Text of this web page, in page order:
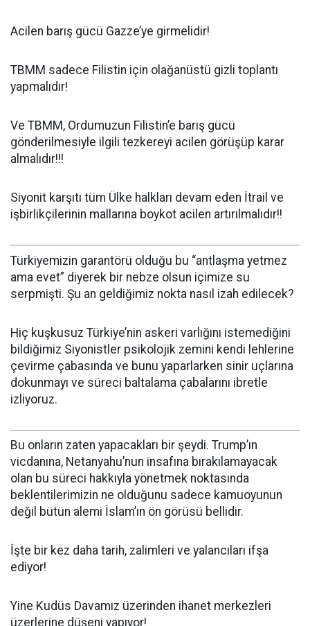
Acilen barış gücü Gazze’ye girmelidir!
TBMM sadece Filistin için olağanüstü gizli toplantı
yapmalıdır!
Ve TBMM, Ordumuzun Filistin’e barış gücü
gönderilmesiyle ilgili tezkereyi acilen görüşüp karar
almalıdır!!!
Siyonit karşıtı tüm Ülke halkları devam eden İtrail ve
işbirlikçilerinin mallarına boykot acilen artırılmalıdır!!
Türkiyemizin garantörü olduğu bu “antlaşma yetmez
ama evet” diyerek bir nebze olsun içimize su
serpmişti. Şu an geldiğimiz nokta nasıl izah edilecek?
Hiç kuşkusuz Türkiye’nin askeri varlığını istemediğini
bildiğimiz Siyonistler psikolojik zemini kendi lehlerine
çevirme çabasında ve bunu yaparlarken sinir uçlarına
dokunmayı ve süreci baltalama çabalarını ibretle
izliyoruz.
Bu onların zaten yapacakları bir şeydi. Trump’ın
vicdanına, Netanyahu’nun insafına bırakılamayacak
olan bu süreci hakkıyla yönetmek noktasında
beklentilerimizin ne olduğunu sadece kamuoyunun
değil bütün alemi İslam’ın ön görüsü bellidir.
İşte bir kez daha tarih, zalimleri ve yalancıları ifşa
ediyor!
Yine Kudüs Davamız üzerinden ihanet merkezleri
üzerlerine düşeni yapıyor!